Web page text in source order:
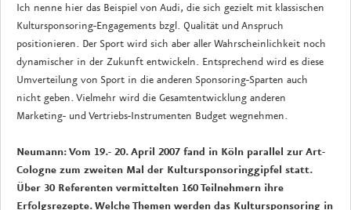
Ich nenne hier das Beispiel von Audi, die sich gezielt mit klassischen
Kultursponsoring-Engagements bzgl. Qualität und Anspruch
positionieren. Der Sport wird sich aber aller Wahrscheinlichkeit noch
dynamischer in der Zukunft entwickeln. Entsprechend wird es diese
Umverteilung von Sport in die anderen Sponsoring-Sparten auch
nicht geben. Vielmehr wird die Gesamtentwicklung anderen
Marketing- und Vertriebs-Instrumenten Budget wegnehmen.
Neumann: Vom 19.- 20. April 2007 fand in Köln parallel zur Art-
Cologne zum zweiten Mal der Kultursponsoringgipfel statt.
Über 30 Referenten vermittelten 160 Teilnehmern ihre
Erfolgsrezepte. Welche Themen werden das Kultursponsoring in